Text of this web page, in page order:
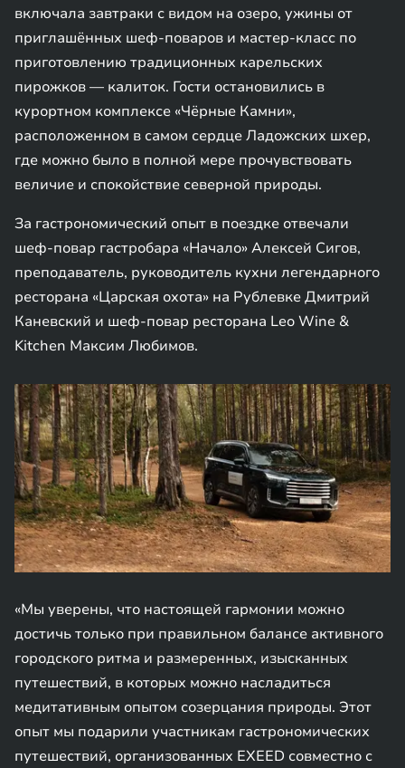
включала завтраки с видом на озеро, ужины от
приглашённых шеф-поваров и мастер-класс по
приготовлению традиционных карельских
пирожков — калиток. Гости остановились в
курортном комплексе «Чёрные Камни»,
расположенном в самом сердце Ладожских шхер,
где можно было в полной мере прочувствовать
величие и спокойствие северной природы.
За гастрономический опыт в поездке отвечали
шеф-повар гастробара «Начало» Алексей Сигов,
преподаватель, руководитель кухни легендарного
ресторана «Царская охота» на Рублевке Дмитрий
Каневский и шеф-повар ресторана Leo Wine &
Kitchen Максим Любимов.
«Мы уверены, что настоящей гармонии можно
достичь только при правильном балансе активного
городского ритма и размеренных, изысканных
путешествий, в которых можно насладиться
медитативным опытом созерцания природы. Этот
опыт мы подарили участникам гастрономических
путешествий, организованных EXEED совместно с